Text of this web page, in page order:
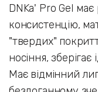
DNKa' Pro GeI
консистенцію,
"твердих"
носіння, зберігає
Має відмінний